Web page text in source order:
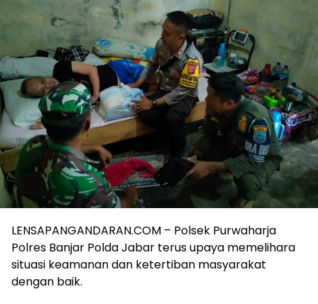
LENSAPANGANDARAN.COM – Polsek Purwaharja
Polres Banjar Polda Jabar terus upaya memelihara
situasi keamanan dan ketertiban masyarakat
dengan baik.